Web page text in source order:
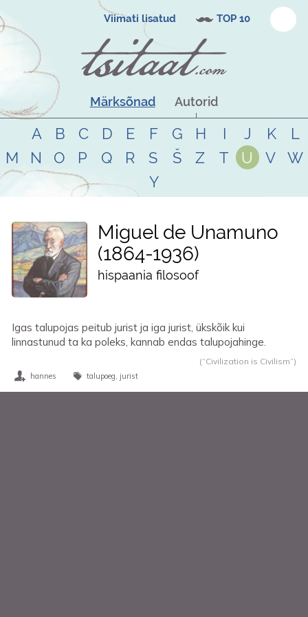
Viimati lisatud TOP 10
Märksõnad Autorid
A B C D E F G H I J K
L
M
N O P Q R S Š Z T U V
W
Y
Miguel de Unamuno
1864-1936
hispaania filosoof
Igas talupojas peitub jurist ja iga jurist, ükskõik kui
linnastunud ta ka poleks, kannab endas talupojahinge.
(“Civilization is Civilism”)
hannes talupoeg jurist